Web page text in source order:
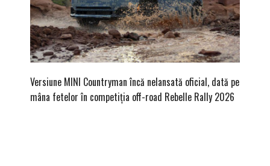
Versiune MINI Countryman încă nelansată oficial, dată pe
mâna fetelor în competiția off-road Rebelle Rally 2026